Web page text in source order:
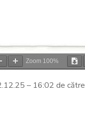
Zoom 100%
– 16:02 de către